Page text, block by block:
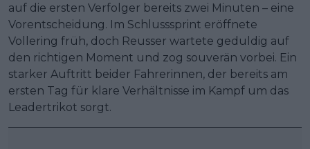
auf die ersten Verfolger bereits zwei Minuten – eine
Vorentscheidung. Im Schlusssprint eröffnete
Vollering früh, doch Reusser wartete geduldig auf
den richtigen Moment und zog souverän vorbei. Ein
starker Auftritt beider Fahrerinnen, der bereits am
ersten Tag für klare Verhältnisse im Kampf um das
Leadertrikot sorgt.